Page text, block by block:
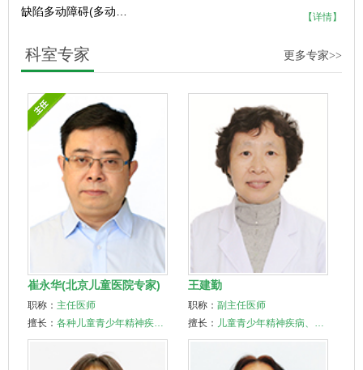
缺陷多动障碍(多动…
【详情】
更多专家>>
科室专家
崔永华(北京儿童医院专家)
职称： 主任医师
擅长： 各种儿童青少年精神疾…
王建勤
职称： 副主任医师
擅长： 儿童青少年精神疾病、…